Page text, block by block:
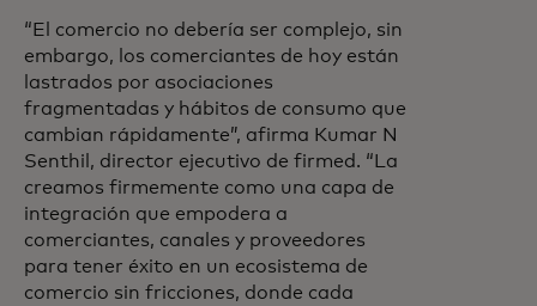
“El comercio no debería ser complejo, sin
embargo, los comerciantes de hoy están
lastrados por asociaciones
fragmentadas y hábitos de consumo que
cambian rápidamente”, afirma Kumar N
Senthil, director ejecutivo de firmed. “La
creamos firmemente como una capa de
integración que empodera a
comerciantes, canales y proveedores
para tener éxito en un ecosistema de
comercio sin fricciones, donde cada